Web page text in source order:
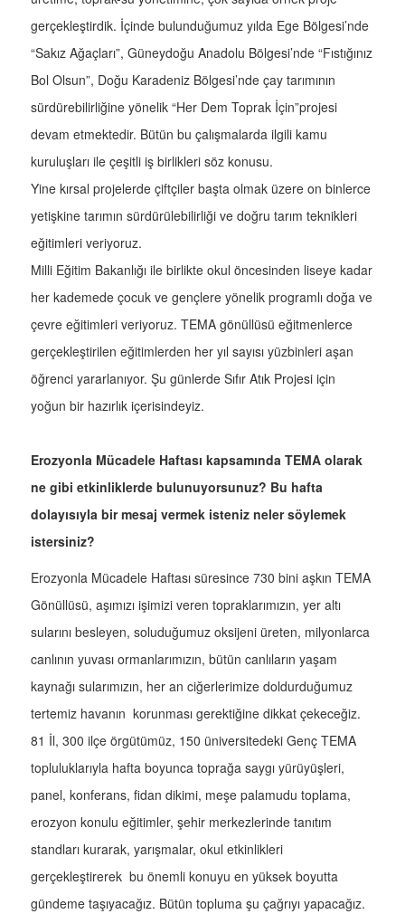
gerçekleştirdik. İçinde bulunduğumuz yılda Ege Bölgesi’nde
“Sakız Ağaçları”, Güneydoğu Anadolu Bölgesi’nde “Fıstığınız
Bol Olsun”, Doğu Karadeniz Bölgesi’nde çay tarımının
sürdürebilirliğine yönelik “Her Dem Toprak İçin”projesi
devam etmektedir. Bütün bu çalışmalarda ilgili kamu
kuruluşları ile çeşitli iş birlikleri söz konusu.
Yine kırsal projelerde çiftçiler başta olmak üzere on binlerce
yetişkine tarımın sürdürülebilirliği ve doğru tarım teknikleri
eğitimleri veriyoruz.
Milli Eğitim Bakanlığı ile birlikte okul öncesinden liseye kadar
her kademede çocuk ve gençlere yönelik programlı doğa ve
çevre eğitimleri veriyoruz. TEMA gönüllüsü eğitmenlerce
gerçekleştirilen eğitimlerden her yıl sayısı yüzbinleri aşan
öğrenci yararlanıyor. Şu günlerde Sıfır Atık Projesi için
yoğun bir hazırlık içerisindeyiz.
Erozyonla Mücadele Haftası kapsamında TEMA olarak
ne gibi etkinliklerde bulunuyorsunuz? Bu hafta
dolayısıyla bir mesaj vermek isteniz neler söylemek
istersiniz?
Erozyonla Mücadele Haftası süresince 730 bini aşkın TEMA
Gönüllüsü, aşımızı işimizi veren topraklarımızın, yer altı
sularını besleyen, soluduğumuz oksijeni üreten, milyonlarca
canlının yuvası ormanlarımızın, bütün canlıların yaşam
kaynağı sularımızın, her an ciğerlerimize doldurduğumuz
tertemiz havanın korunması gerektiğine dikkat çekeceğiz.
81 İl, 300 ilçe örgütümüz, 150 üniversitedeki Genç TEMA
topluluklarıyla hafta boyunca toprağa saygı yürüyüşleri,
panel, konferans, fidan dikimi, meşe palamudu toplama,
erozyon konulu eğitimler, şehir merkezlerinde tanıtım
standları kurarak, yarışmalar, okul etkinlikleri
gerçekleştirerek bu önemli konuyu en yüksek boyutta
gündeme taşıyacağız. Bütün topluma şu çağrıyı yapacağız.